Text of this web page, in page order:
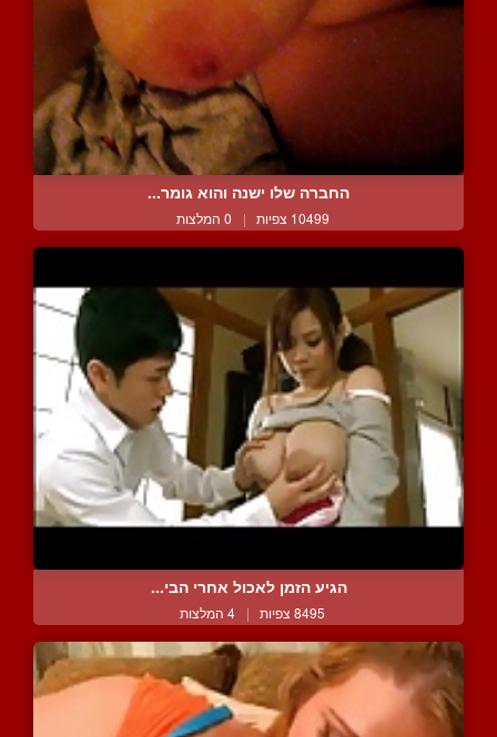
החברה שלו ישנה והוא גומר...
10499 צפיות | 0 המלצות
הגיע הזמן לאכול אחרי הבי...
8495 צפיות | 4 המלצות